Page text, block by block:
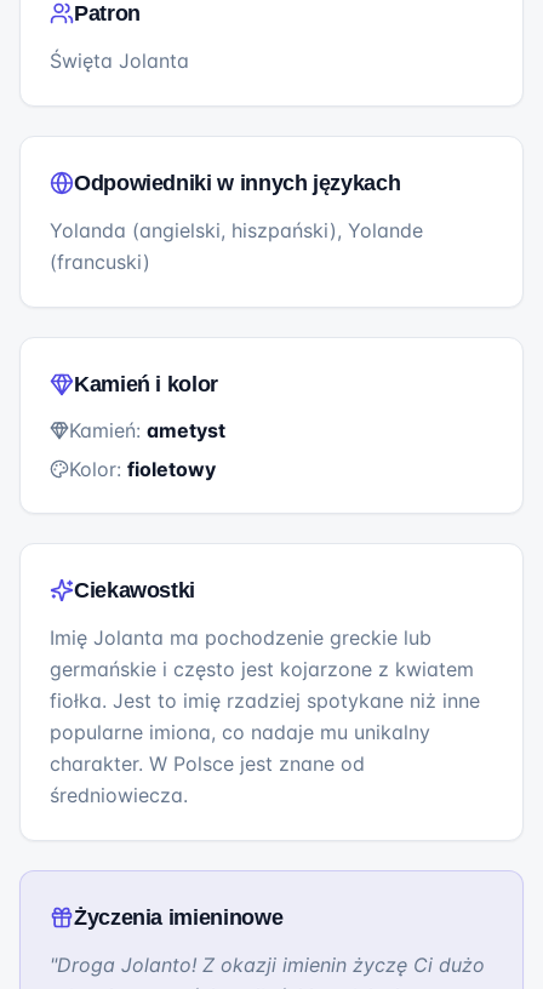
Patron
Święta Jolanta
Odpowiedniki w innych językach
Yolanda (angielski, hiszpański), Yolande
(francuski)
Kamień i kolor
Kamień: ametyst
Kolor: fioletowy
Ciekawostki
Imię Jolanta ma pochodzenie greckie lub
germańskie i często jest kojarzone z kwiatem
fiołka. Jest to imię rzadziej spotykane niż inne
popularne imiona, co nadaje mu unikalny
charakter. W Polsce jest znane od
średniowiecza.
Życzenia imieninowe
"Droga Jolanto! Z okazji imienin życzę Ci dużo